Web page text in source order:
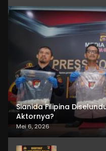
Sianida Filipina
Aktornya?
Mei 6, 2026